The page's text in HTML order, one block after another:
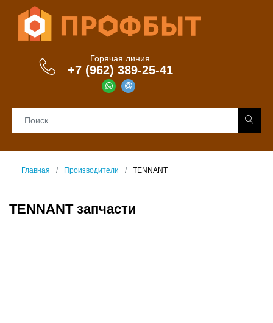
Горячая линия
+7 (962) 389-25-41
Главная Производители TENNANT
TENNANT запчасти